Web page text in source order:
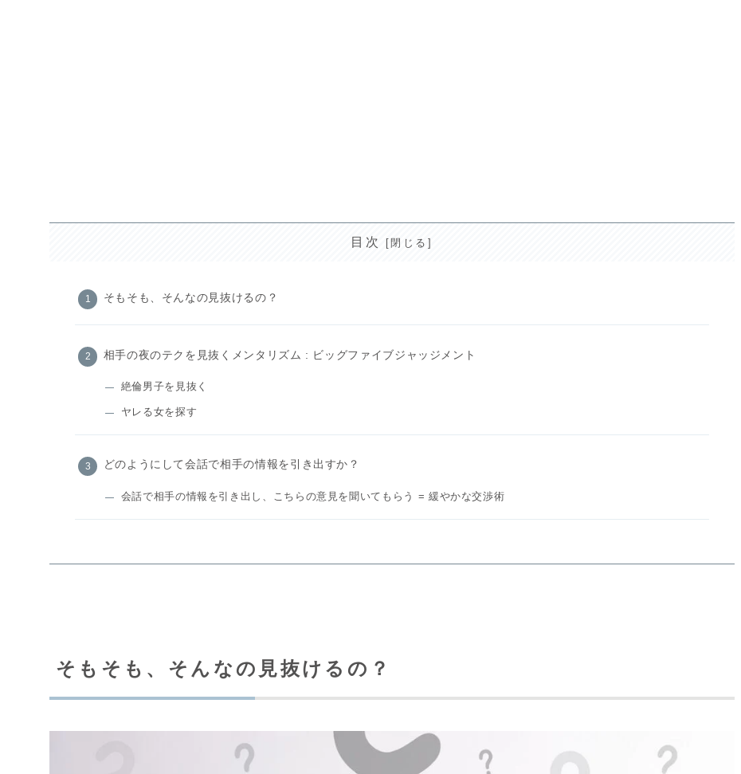
目次
そもそも、そんなの見抜けるの？
相手の夜のテクを見抜くメンタリズム : ビッグファイブジャッジメント
絶倫男子を見抜く
ヤレる女を探す
どのようにして会話で相手の情報を引き出すか？
会話で相手の情報を引き出し、こちらの意見を聞いてもらう = 緩やかな交渉術
そもそも、そんなの見抜けるの？